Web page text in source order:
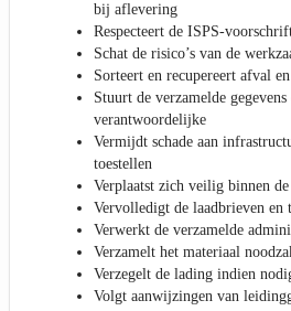
bij aflevering
Respecteert de ISPS-
Schat de risico’s van de
Sorteert en recupereert afval
Stuurt de verzamelde
verantwoordelijke
Vermijdt schade aan
toestellen
Verplaatst zich veilig binnen de
Vervolledigt de laadbrieven en
Verwerkt de verzamelde
Verzamelt het materiaal
Verzegelt de lading indien
Volgt aanwijzingen van